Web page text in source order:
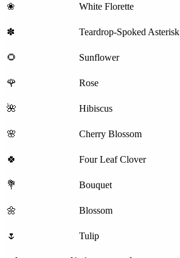
❀ White Florette
✽ Teardrop-Spoked Asterisk
🌻 Sunflower
🌹 Rose
🌺 Hibiscus
🌸 Cherry Blossom
🍀 Four Leaf Clover
💐 Bouquet
🌼 Blossom
🌷 Tulip